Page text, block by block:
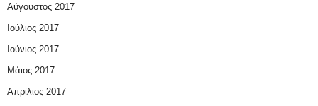
Αύγουστος 2017
Ιούλιος 2017
Ιούνιος 2017
Μάιος 2017
Απρίλιος 2017